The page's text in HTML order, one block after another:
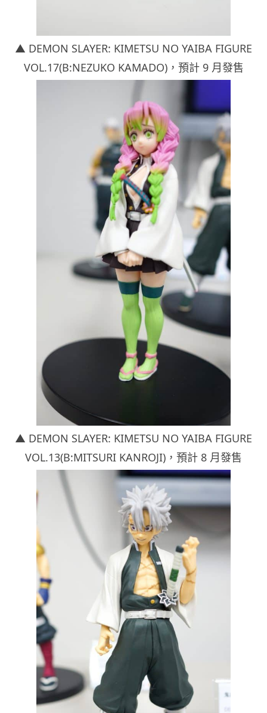
▲ DEMON SLAYER: KIMETSU NO YAIBA FIGURE
VOL.17(B:NEZUKO KAMADO)，預計 9 月發售
▲ DEMON SLAYER: KIMETSU NO YAIBA FIGURE
VOL.13(B:MITSURI KANROJI) ，預計 8 月發售